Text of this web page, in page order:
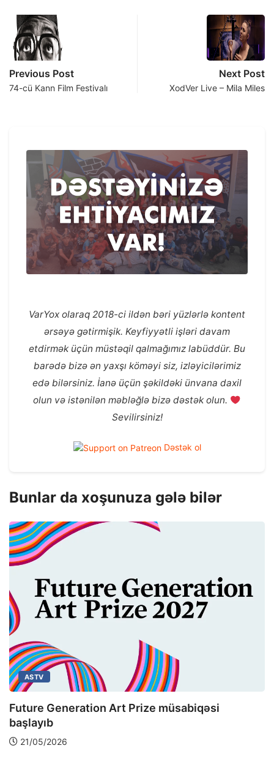
Previous Post
74-cü Kann Film Festivalı
Next Post
XodVer Live – Mila Miles
VarYox olaraq 2018-ci ildən bəri yüzlərlə kontent
ərsəyə gətirmişik. Keyfiyyətli işləri davam
etdirmək üçün müstəqil qalmağımız labüddür. Bu
barədə bizə ən yaxşı köməyi siz, izləyicilərimiz
edə bilərsiniz. İanə üçün şəkildəki ünvana daxil
olun və istənilən məbləğlə bizə dəstək olun.
Sevilirsiniz!
Dəstək ol
Bunlar da xoşunuza gələ bilər
ASTV
Future Generation Art Prize müsabiqəsi
başlayıb
21/05/2026